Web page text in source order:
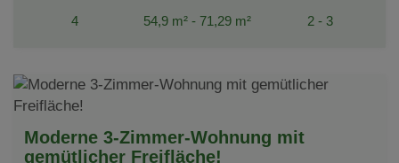
4
54,9 m² - 71,29 m²
2 - 3
Moderne 3-Zimmer-Wohnung mit
gemütlicher Freifläche!